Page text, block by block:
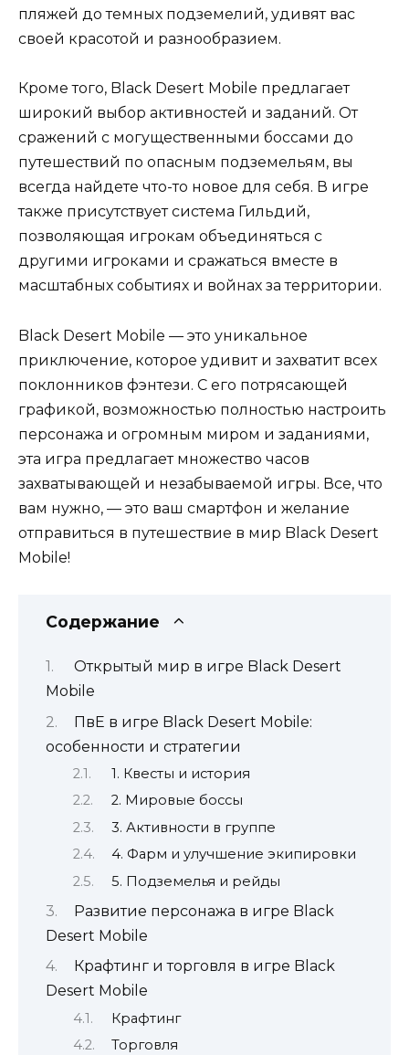
пляжей до темных подземелий, удивят вас
своей красотой и разнообразием.
Кроме того, Black Desert Mobile предлагает
широкий выбор активностей и заданий. От
сражений с могущественными боссами до
путешествий по опасным подземельям, вы
всегда найдете что-то новое для себя. В игре
также присутствует система Гильдий,
позволяющая игрокам объединяться с
другими игроками и сражаться вместе в
масштабных событиях и войнах за территории.
Black Desert Mobile — это уникальное
приключение, которое удивит и захватит всех
поклонников фэнтези. С его потрясающей
графикой, возможностью полностью настроить
персонажа и огромным миром и заданиями,
эта игра предлагает множество часов
захватывающей и незабываемой игры. Все, что
вам нужно, — это ваш смартфон и желание
отправиться в путешествие в мир Black Desert
Mobile!
Содержание
Открытый мир в игре Black Desert
Mobile
ПвЕ в игре Black Desert Mobile:
особенности и стратегии
1. Квесты и история
2. Мировые боссы
3. Активности в группе
4. Фарм и улучшение экипировки
5. Подземелья и рейды
Развитие персонажа в игре Black
Desert Mobile
Крафтинг и торговля в игре Black
Desert Mobile
Крафтинг
Торговля